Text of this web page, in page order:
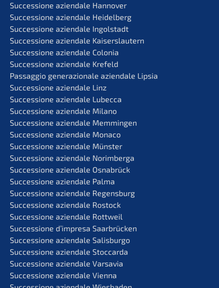
Succes­sio­ne aziend­a­le Hannover
Succes­sio­ne aziend­a­le Heidelberg
Succes­sio­ne aziend­a­le Ingolstadt
Succes­sio­ne aziend­a­le Kaiserslautern
Succes­sio­ne aziend­a­le Colonia
Succes­sio­ne aziend­a­le Krefeld
Passag­gio genera­zio­na­le aziend­a­le Lipsia
Succes­sio­ne aziend­a­le Linz
Succes­sio­ne aziend­a­le Lubecca
Succes­sio­ne aziend­a­le Milano
Succes­sio­ne aziend­a­le Memmingen
Succes­sio­ne aziend­a­le Monaco
Succes­sio­ne aziend­a­le Münster
Succes­sio­ne aziend­a­le Norimberga
Succes­sio­ne aziend­a­le Osnabrück
Succes­sio­ne aziend­a­le Palma
Succes­sio­ne aziend­a­le Regensburg
Succes­sio­ne aziend­a­le Rostock
Succes­sio­ne aziend­a­le Rottweil
Succes­sio­ne d’impre­sa Saarbrücken
Succes­sio­ne aziend­a­le Salisburgo
Succes­sio­ne aziend­a­le Stoccarda
Succes­sio­ne aziend­a­le Varsavia
Succes­sio­ne aziend­a­le Vienna